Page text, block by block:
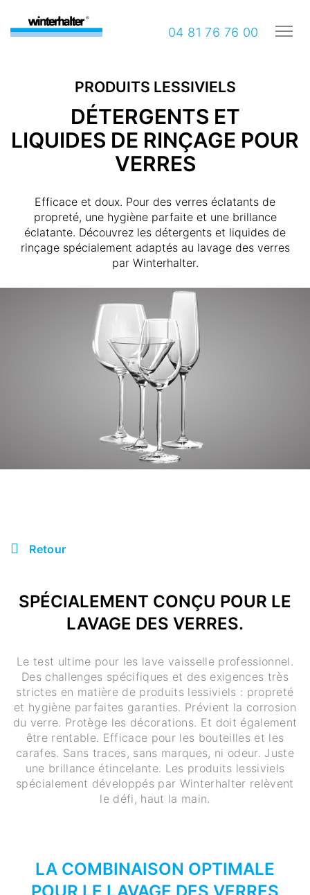
04 81 76 76 00
PRODUITS LESSIVIELS
DÉTERGENTS ET
LIQUIDES DE RINÇAGE POUR
VERRES
Efficace et doux. Pour des verres éclatants de
propreté, une hygiène parfaite et une brillance
éclatante. Découvrez les détergents et liquides de
rinçage spécialement adaptés au lavage des verres
par Winterhalter.
Retour
SPÉCIALEMENT CONÇU POUR LE
LAVAGE DES VERRES.
Le test ultime pour les lave vaisselle professionnel.
Des challenges spécifiques et des exigences très
strictes en matière de produits lessiviels : propreté
et hygiène parfaites garanties. Prévient la corrosion
du verre. Protège les décorations. Et doit également
être rentable. Efficace pour les bouteilles et les
carafes. Sans traces, sans marques, ni odeur. Juste
une brillance étincelante. Les produits lessiviels
spécialement développés par Winterhalter relèvent
le défi, haut la main.
LA COMBINAISON OPTIMALE